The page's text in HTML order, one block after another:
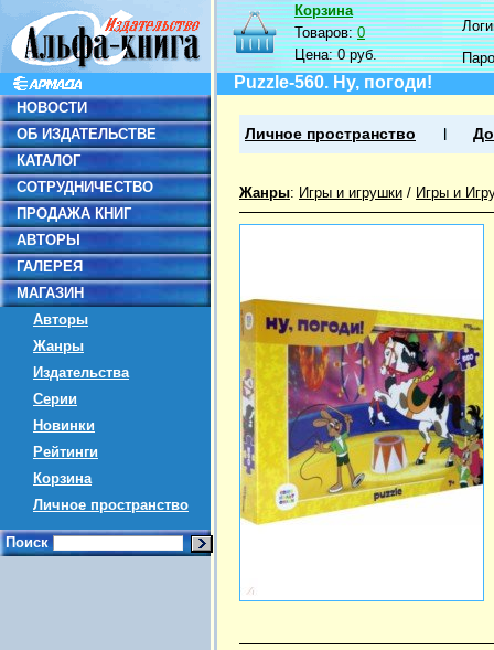
НОВОСТИ
ОБ ИЗДАТЕЛЬСТВЕ
КАТАЛОГ
СОТРУДНИЧЕСТВО
ПРОДАЖА КНИГ
АВТОРЫ
ГАЛЕРЕЯ
МАГАЗИН
Авторы
Жанры
Издательства
Серии
Новинки
Рейтинги
Корзина
Личное пространство
Поиск
Корзина
Товаров:0
Цена:0 руб.
Puzzle-560. Ну, погоди!
Личное пространство
Жанры: Игры и игрушки / Игры и